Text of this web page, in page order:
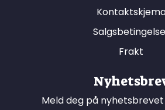
Frakt
Meld deg på